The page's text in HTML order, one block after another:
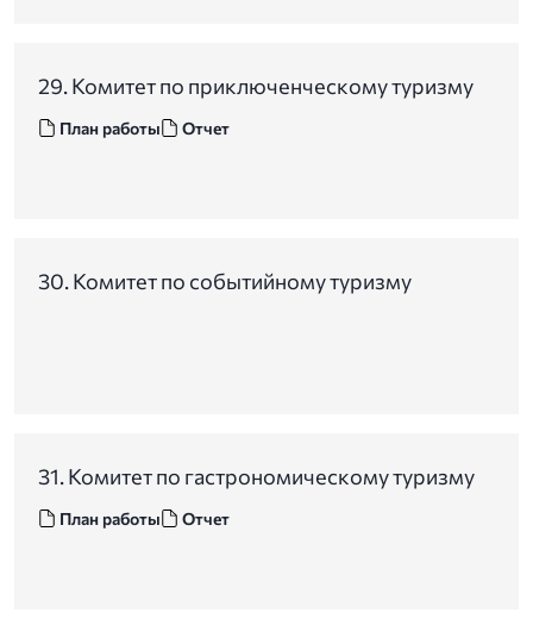
29. Комитет по приключенческому туризму
План работы Отчет
30. Комитет по событийному туризму
31. Комитет по гастрономическому туризму
План работы Отчет